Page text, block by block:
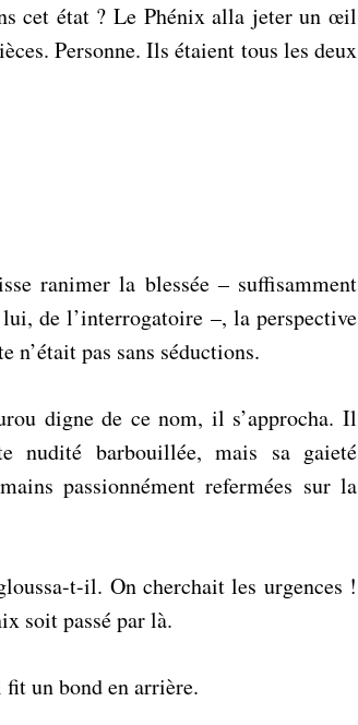
cet état ? Le Phénix alla jeter un œil
Personne. Ils étaient tous les deux
ranimer la blessée – suffisamment
de l’interrogatoire –, la perspective
n’était pas sans séductions.
digne de ce nom, il s’approcha. Il
barbouillée, mais sa gaieté
passionnément refermées sur la
t-il. On cherchait les urgences !
soit passé par là.
un bond en arrière.